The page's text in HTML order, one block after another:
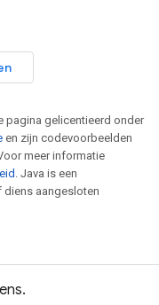
pagina gelicentieerd onder
en zijn codevoorbeelden
meer informatie
. Java is een
diens aangesloten